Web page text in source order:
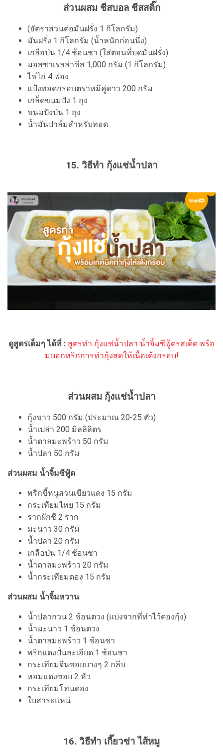
ส่วนผสม ชีสบอล ชีสสติ๊ก
(อัตราส่วนต่อมันฝรั่ง 1 กิโลกรัม)
มันฝรั่ง 1 กิโลกรัม (น้ำหนักก่อนนึ่ง)
เกลือป่น 1/4 ช้อนชา (ใส่ตอนที่บดมันฝรั่ง)
มอสซาเรลล่าชีส 1,000 กรัม (1 กิโลกรัม)
ไข่ไก่ 4 ฟอง
แป้งทอดกรอบตราหมีคู่ดาว 200 กรัม
เกล็ดขนมปัง 1 ถุง
ขนมปังป่น 1 ถุง
น้ำมันปาล์มสำหรับทอด
15. วิธีทำ กุ้งแช่น้ำปลา
ดูสูตรเต็มๆ ได้ที่ : สูตรทำ กุ้งแช่น้ำปลา น้ำจิ้มซีฟู้ดรสเด็ด พร้อ
มบอกทริกการทำกุ้งสดให้เนื้อเด้งกรอบ!
ส่วนผสม กุ้งแช่น้ำปลา
กุ้งขาว 500 กรัม (ประมาณ 20-25 ตัว)
น้ำเปล่า 200 มิลลิลิตร
น้ำตาลมะพร้าว 50 กรัม
น้ำปลา 50 กรัม
ส่วนผสม น้ำจิ้มซีฟู้ด
พริกขี้หนูสวนเขียวแดง 15 กรัม
กระเทียมไทย 15 กรัม
รากผักชี 2 ราก
มะนาว 30 กรัม
น้ำปลา 20 กรัม
เกลือป่น 1/4 ช้อนชา
น้ำตาลมะพร้าว 20 กรัม
น้ำกระเทียมดอง 15 กรัม
ส่วนผสม น้ำจิ้มหวาน
น้ำปลากวน 2 ช้อนตวง (แบ่งจากที่ทำไว้ดองกุ้ง)
น้ำมะนาว 1 ช้อนตวง
น้ำตาลมะพร้าว 1 ช้อนชา
พริกแดงปั่นละเอียด 1 ช้อนชา
กระเทียมจีนซอยบางๆ 2 กลีบ
หอมแดงซอย 2 หัว
กระเทียมโทนดอง
ใบสาระแหน่
16. วิธีทำ เกี๊ยวซ่า ไส้หมู